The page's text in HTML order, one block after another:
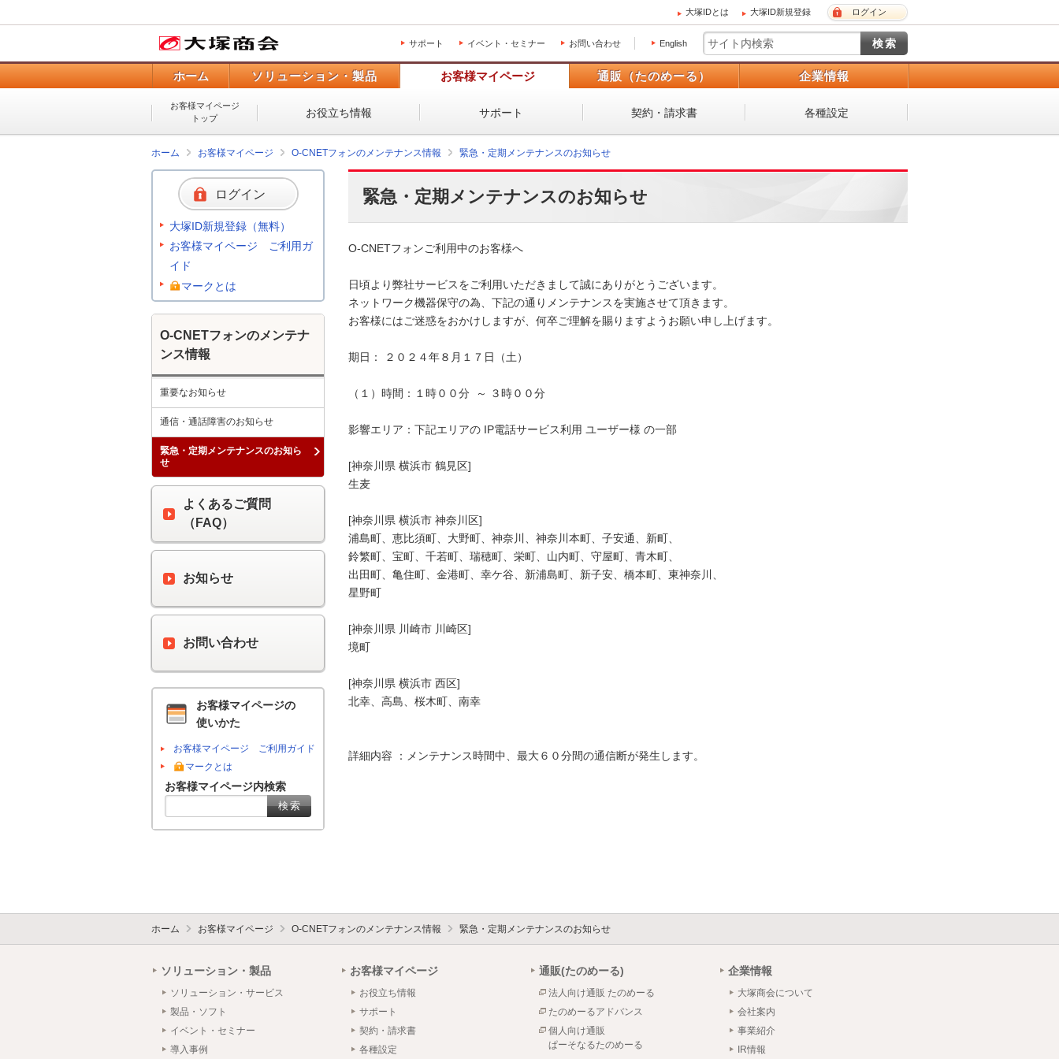
大塚IDとは 大塚ID新規登録 ログイン
サポート イベント・セミナー お問い合わせ English
ホーム ソリューション・製品 お客様マイページ 通販（たのめーる） 企業情報
お客様マイページ
トップ
お役立ち情報 サポート 契約・請求書 各種設定
ホーム お客様マイページ O-CNETフォンのメンテナンス情報 緊急・定期メンテナンスのお知らせ
緊急・定期メンテナンスのお知らせ
O-CNETフォンご利用中のお客様へ
日頃より弊社サービスをご利用いただきまして誠にありがとうございます。
ネットワーク機器保守の為、下記の通りメンテナンスを実施させて頂きます。
お客様にはご迷惑をおかけしますが、何卒ご理解を賜りますようお願い申し上げます。
期日： ２０２４年８月１７日（土）
（１）時間：１時００分  ～ ３時００分
影響エリア：下記エリアの IP電話サービス利用 ユーザー様 の一部
[神奈川県 横浜市 鶴見区]
生麦
[神奈川県 横浜市 神奈川区]
浦島町、恵比須町、大野町、神奈川、神奈川本町、子安通、新町、
鈴繁町、宝町、千若町、瑞穂町、栄町、山内町、守屋町、青木町、
出田町、亀住町、金港町、幸ケ谷、新浦島町、新子安、橋本町、東神奈川、
星野町
[神奈川県 川崎市 川崎区]
境町
[神奈川県 横浜市 西区]
北幸、高島、桜木町、南幸
詳細内容 ：メンテナンス時間中、最大６０分間の通信断が発生します。
ログイン
大塚ID新規登録（無料）
お客様マイページ ご利用ガ
イド
マークとは
O-CNETフォンのメンテナ
ンス情報
重要なお知らせ
通信・通話障害のお知らせ
緊急・定期メンテナンスのお知ら
せ
よくあるご質問
（FAQ）
お知らせ
お問い合わせ
お客様マイページの
使いかた
お客様マイページ ご利用ガイド
マークとは
お客様マイページ内検索
ホーム お客様マイページ O-CNETフォンのメンテナンス情報 緊急・定期メンテナンスのお知らせ
ソリューション・製品
ソリューション・サービス
製品・ソフト
イベント・セミナー
導入事例
お客様マイページ
お役立ち情報
サポート
契約・請求書
各種設定
通販(たのめーる)
法人向け通販 たのめーる
たのめーるアドバンス
個人向け通販
ぱーそなるたのめーる
企業情報
大塚商会について
会社案内
事業紹介
IR情報